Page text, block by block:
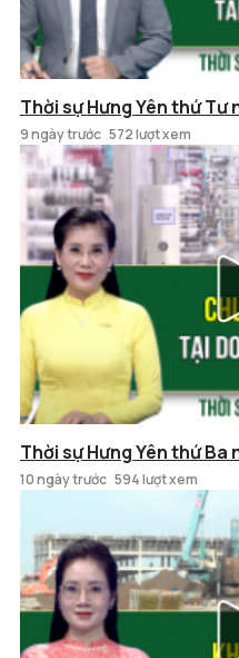
Thời sự Hưng Yên thứ
9 ngày trước 572 lượt xem
Thời sự Hưng Yên thứ
10 ngày trước 594 lượt xem